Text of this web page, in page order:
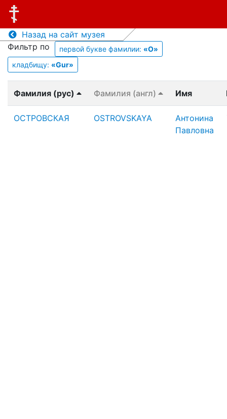
Назад на сайт музея
Фильтр по
первой букве фамилии: «О»
кладбищу: «Gur»
Фамилия (рус) Фамилия (англ) Имя
ОСТРОВСКАЯ OSTROVSKAYA
Антонина
Павловна